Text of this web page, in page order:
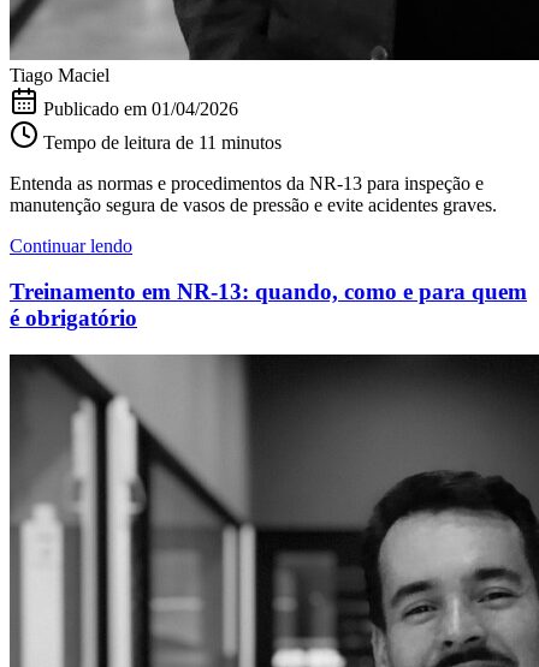
Tiago Maciel
Publicado em 01/04/2026
Tempo de leitura de 11 minutos
Entenda as normas e procedimentos da NR-13 para inspeção e
manutenção segura de vasos de pressão e evite acidentes graves.
Continuar lendo
Treinamento em NR-13: quando, como e para quem
é obrigatório